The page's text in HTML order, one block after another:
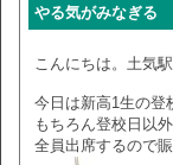
やる気がみなぎる
こんにちは。土気
今日は新高1生の登
もちろん登校日以
全員出席するので